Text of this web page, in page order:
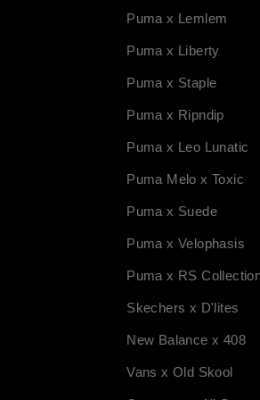
Puma x Lemlem
Puma x Liberty
Puma x Staple
Puma x Ripndip
Puma x Leo Lunatic
Puma Melo x Toxic
Puma x Suede
Puma x Velophasis
Puma x RS
Skechers x D'lites
New Balance x 408
Vans x Old Skool